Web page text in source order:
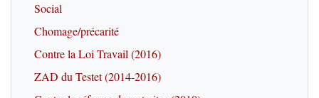
Social
Chomage/précarité
Contre la Loi Travail (2016)
ZAD du Testet (2014-2016)